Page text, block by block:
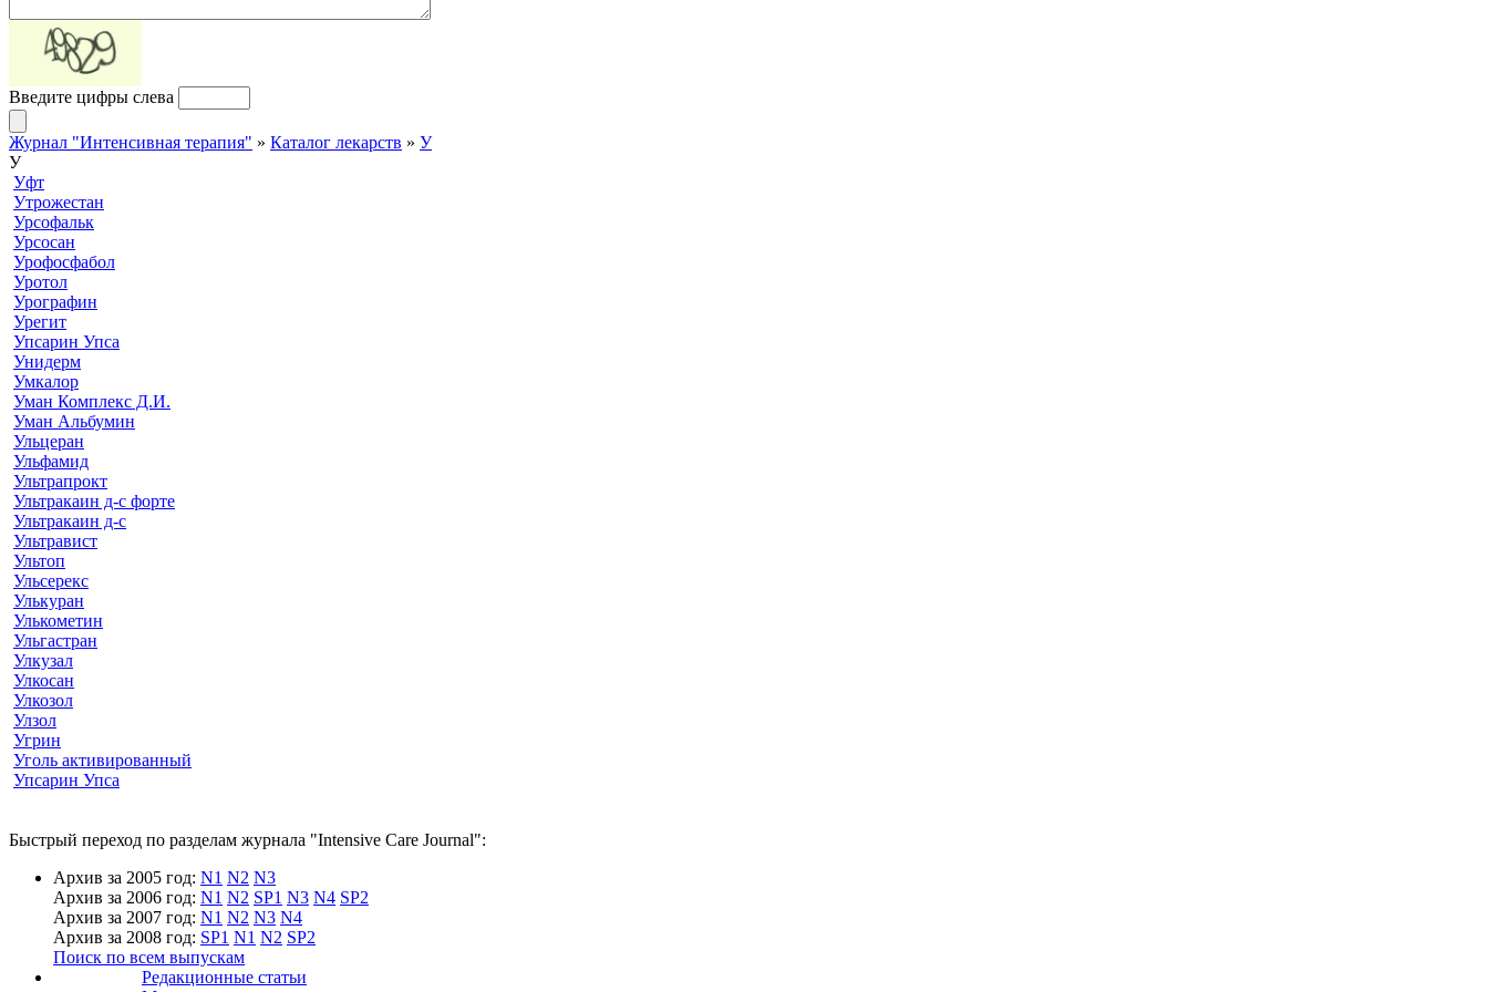
Введите цифры слева
Журнал "Интенсивная терапия" » Каталог лекарств » У
У
Уфт
Утрожестан
Урсофальк
Урсосан
Урофосфабол
Уротол
Урографин
Урегит
Упсарин Упса
Унидерм
Умкалор
Уман Комплекс Д.И.
Уман Альбумин
Ульцеран
Ульфамид
Ультрапрокт
Ультракаин д-с форте
Ультракаин д-с
Ультравист
Ультоп
Ульсерекс
Улькуран
Улькометин
Ульгастран
Улкузал
Улкосан
Улкозол
Улзол
Угрин
Уголь активированный
Упсарин Упса
Быстрый переход по разделам журнала "Intensive Care Journal":
Архив за 2005 год: N1 N2 N3
Архив за 2006 год: N1 N2 SP1 N3 N4 SP2
Архив за 2007 год: N1 N2 N3 N4
Архив за 2008 год: SP1 N1 N2 SP2
Поиск по всем выпускам
Редакционные статьи